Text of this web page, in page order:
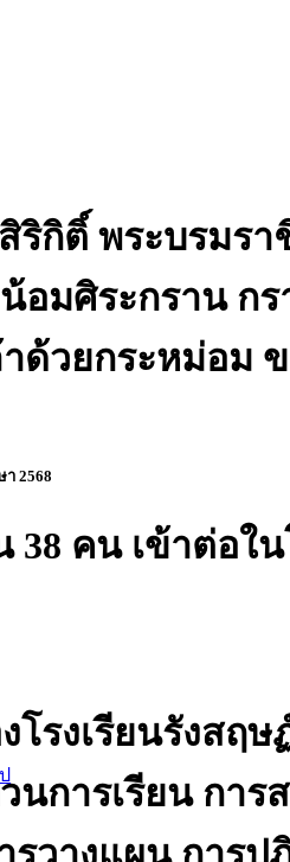
ริกิติ์ พระบรม
อมศิระกราน
ด้วยกระหม่อม
2568
38 คน เข้าต่อใ
รงเรียนรังสฤษ
นการเรียน กา